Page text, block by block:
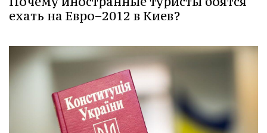
ехать на Евро−2012 в Киев?